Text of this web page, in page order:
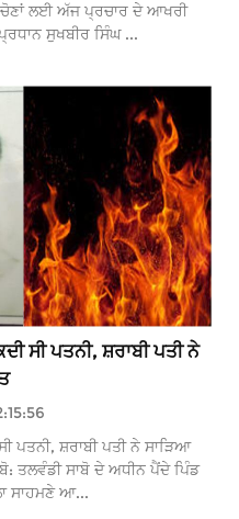
ਲਈ ਅੱਜ ਪ੍ਰਚਾਰ ਦੇ ਆਖਰੀ
ਸੁਖਬੀਰ ਸਿੰਘ ...
ਸੀ ਪਤਨੀ, ਸ਼ਰਾਬੀ ਪਤੀ ਨੇ
ਪਤਨੀ, ਸ਼ਰਾਬੀ ਪਤੀ ਨੇ ਸਾੜਿਆ
ਤਲਵੰਡੀ ਸਾਬੋ ਦੇ ਅਧੀਨ ਪੈਂਦੇ ਪਿੰਡ
ਸਾਹਮਣੇ ਆ...